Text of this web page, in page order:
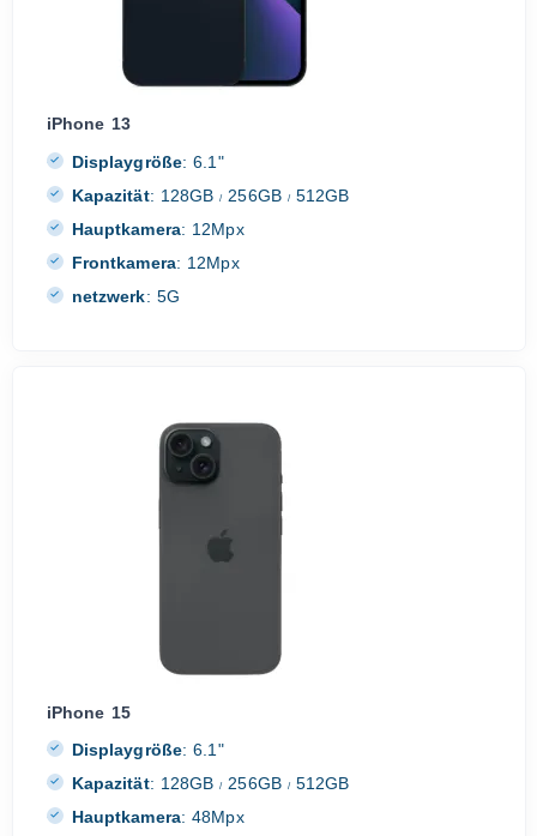
iPhone 13
Displaygröße: 6.1"
Kapazität: 128GB/ 256GB /512GB
Hauptkamera: 12Mpx
Frontkamera: 12Mpx
netzwerk: 5G
iPhone 15
Displaygröße: 6.1"
Kapazität: 128GB/ 256GB /512GB
Hauptkamera: 48Mpx